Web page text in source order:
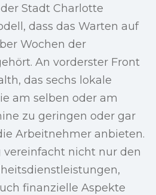
Stadt Charlotte
dass das Warten auf
Wochen der
An vorderster Front
das sechs lokale
am selben oder am
zu geringen oder gar
Arbeitnehmer anbieten.
vereinfacht nicht nur den
finanzielle Aspekte